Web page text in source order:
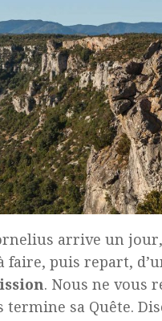
arrive un
faire, puis repart,
. Nous ne vous
sa Quête.